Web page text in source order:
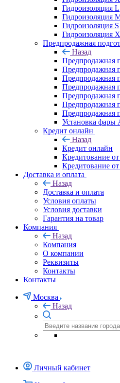
Гидроизоляция L
Гидроизоляция
Гидроизоляция S
Гидроизоляция
Предпродажная
Назад
Предпродажная
Предпродажная
Предпродажная
Предпродажная
Предпродажная
Предпродажная
Предпродажная
Установка фары
Кредит онлайн
Назад
Кредит онлайн
Кредитование
Кредитование
Доставка и оплата
Назад
Доставка и оплата
Условия оплаты
Условия доставки
Гарантия на товар
Компания
Назад
Компания
О компании
Реквизиты
Контакты
Контакты
Москва
Назад
Личный кабинет